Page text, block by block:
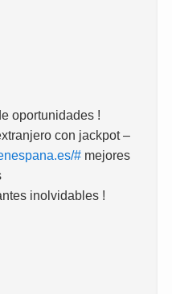
oportunidades !
con jackpot –
# mejores
inolvidables !